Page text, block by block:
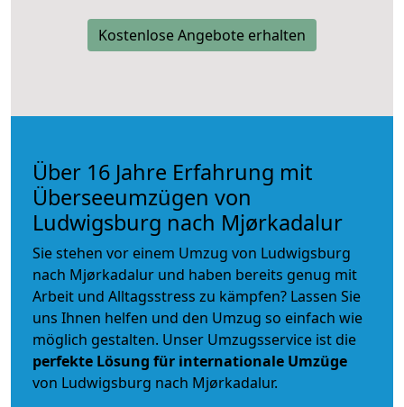
Kostenlose Angebote erhalten
Über 16 Jahre Erfahrung mit
Überseeumzügen von
Ludwigsburg nach Mjørkadalur
Sie stehen vor einem Umzug von Ludwigsburg
nach Mjørkadalur und haben bereits genug mit
Arbeit und Alltagsstress zu kämpfen? Lassen Sie
uns Ihnen helfen und den Umzug so einfach wie
möglich gestalten. Unser Umzugsservice ist die
perfekte Lösung für internationale Umzüge
von Ludwigsburg nach Mjørkadalur.